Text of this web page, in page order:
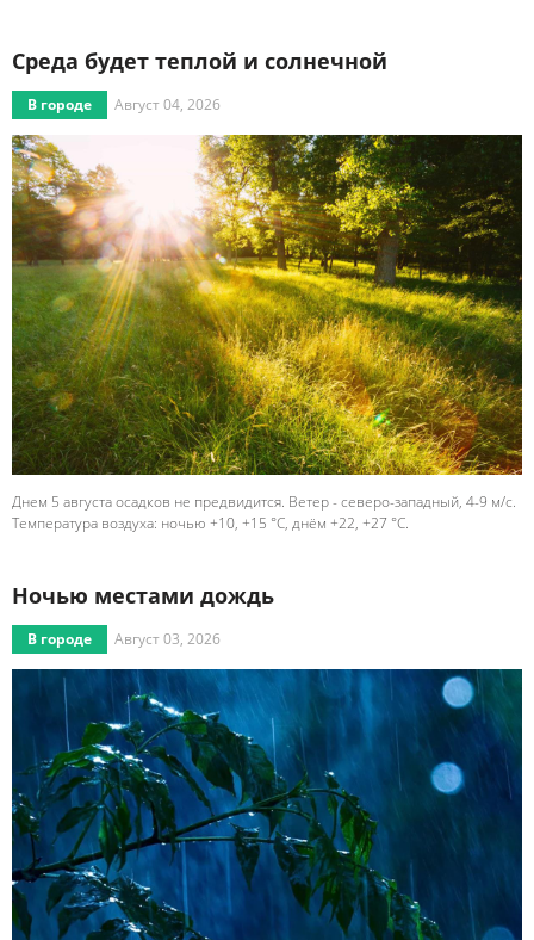
Среда будет теплой и солнечной
В городе Август 04, 2026
Днем 5 августа осадков не предвидится. Ветер - северо-западный, 4-9 м/с.
Температура воздуха: ночью +10, +15 °C, днём +22, +27 °C.
Ночью местами дождь
В городе Август 03, 2026